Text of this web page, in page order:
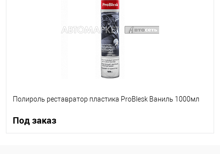
Полироль реставратор пластика ProBlesk Ваниль 1000мл
Под заказ